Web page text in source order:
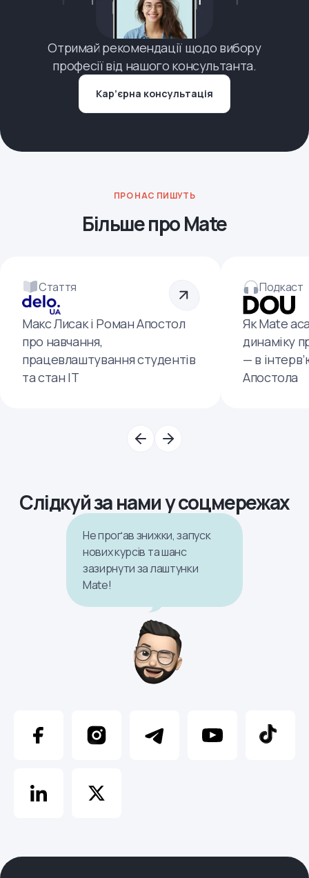
Отримай рекомендації щодо вибору
професії від нашого консультанта.
Кар’єрна консультація
ПРО НАС ПИШУТЬ
Більше про Mate
Стаття
Макс Лисак і Роман Апостол
про навчання,
працевлаштування студентів
та стан ІТ
Подкаст
Як Mate
динаміку
— в
Апостола
Слідкуй за нами у соцмережах
Не проґав знижки, запуск
нових курсів та шанс
зазирнути за лаштунки
Mate!